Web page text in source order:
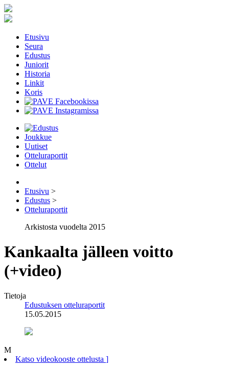
Etusivu
Seura
Edustus
Juniorit
Historia
Linkit
Koris
Joukkue
Uutiset
Otteluraportit
Ottelut
Etusivu >
Edustus >
Otteluraportit
Arkistosta vuodelta 2015
Kankaalta jälleen voitto
(+video)
Tietoja
Edustuksen otteluraportit
15.05.2015
M
Katso videokooste ottelusta ]